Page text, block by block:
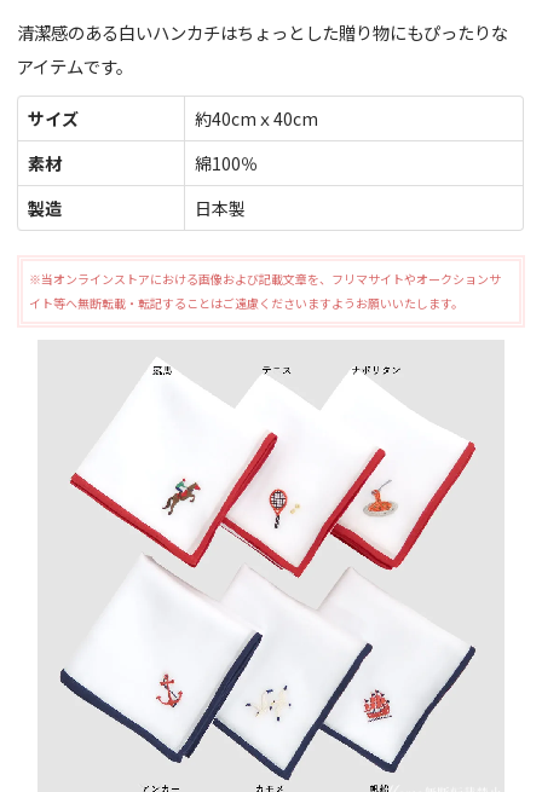
清潔感のある白いハンカチはちょっとした贈り物にもぴったりな
アイテムです。
サイズ
約40cmｘ40cm
素材
綿100％
製造
日本製
※当オンラインストアにおける画像および記載文章を、フリマサイトやオークションサ
イト等へ無断転載・転記することはご遠慮くださいますようお願いいたします。